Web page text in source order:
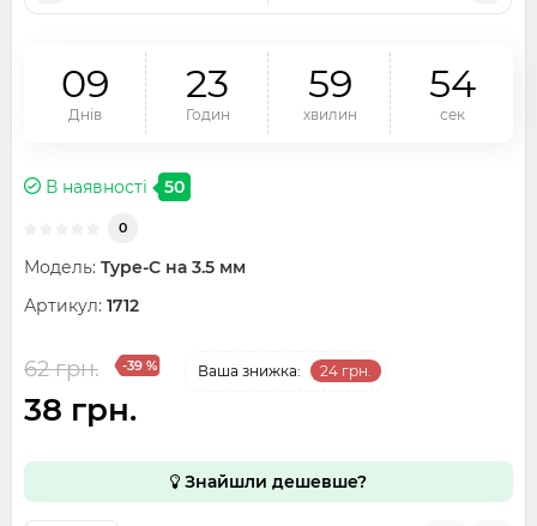
09
Днів
23
Годин
59
хвилин
54
сек
В наявності 50
0
Модель: Type-C на 3.5 мм
Артикул: 1712
62 грн. -39 % Ваша знижка: 24 грн.
38 грн.
Знайшли дешевше?